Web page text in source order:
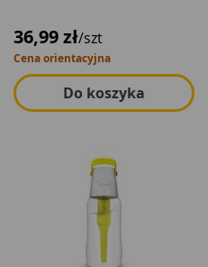
36,99 zł/szt
Cena orientacyjna
Do koszyka